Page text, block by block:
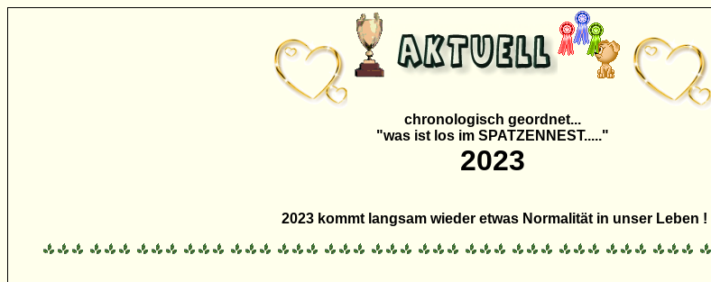
chronologisch geordnet...
"was ist los im SPATZENNEST....."
2023
2023 kommt langsam wieder etwas Normalität in unser Leben !